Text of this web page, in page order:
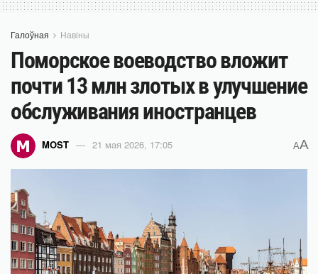
Галоўная Навіны
Поморское воеводство вложит
почти 13 млн злотых в улучшение
обслуживания иностранцев
MOST 21 мая 2026, 17:05 AA